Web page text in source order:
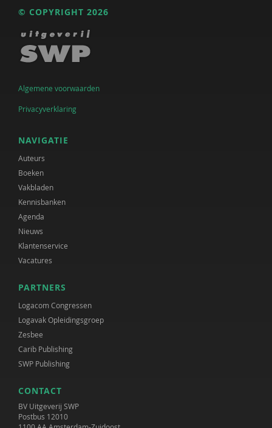
© COPYRIGHT 2026
Algemene voorwaarden
Privacyverklaring
NAVIGATIE
Auteurs
Boeken
Vakbladen
Kennisbanken
Agenda
Nieuws
Klantenservice
Vacatures
PARTNERS
Logacom Congressen
Logavak Opleidingsgroep
Zesbee
Carib Publishing
SWP Publishing
CONTACT
BV Uitgeverij SWP
Postbus 12010